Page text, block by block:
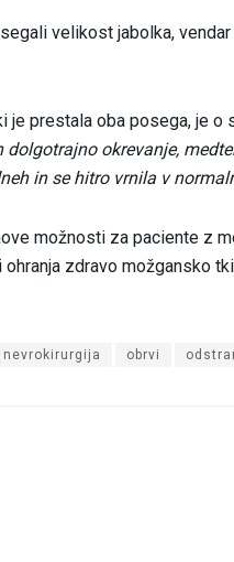
velikost jabolka,
je prestala oba posega, je o
okrevanje,
in se hitro vrnila v
možnosti za paciente z
zdravo možgansko
nevrokirurgija obrvi